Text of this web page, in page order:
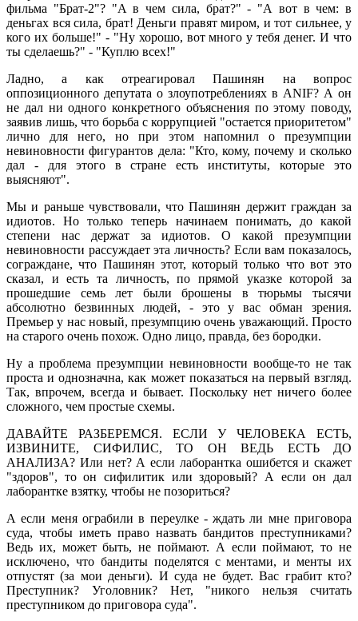
фильма "Брат-2"? "А в чем сила, брат?" - "А вот в чем: в
деньгах вся сила, брат! Деньги правят миром, и тот сильнее, у
кого их больше!" - "Ну хорошо, вот много у тебя денег. И что
ты сделаешь?" - "Куплю всех!"
Ладно, а как отреагировал Пашинян на вопрос
оппозиционного депутата о злоупотреблениях в ANIF? А он
не дал ни одного конкретного объяснения по этому поводу,
заявив лишь, что борьба с коррупцией "остается приоритетом"
лично для него, но при этом напомнил о презумпции
невиновности фигурантов дела: "Кто, кому, почему и сколько
дал - для этого в стране есть институты, которые это
выясняют".
Мы и раньше чувствовали, что Пашинян держит граждан за
идиотов. Но только теперь начинаем понимать, до какой
степени нас держат за идиотов. О какой презумпции
невиновности рассуждает эта личность? Если вам показалось,
сограждане, что Пашинян этот, который только что вот это
сказал, и есть та личность, по прямой указке которой за
прошедшие семь лет были брошены в тюрьмы тысячи
абсолютно безвинных людей, - это у вас обман зрения.
Премьер у нас новый, презумпцию очень уважающий. Просто
на старого очень похож. Одно лицо, правда, без бородки.
Ну а проблема презумпции невиновности вообще-то не так
проста и однозначна, как может показаться на первый взгляд.
Так, впрочем, всегда и бывает. Поскольку нет ничего более
сложного, чем простые схемы.
ДАВАЙТЕ РАЗБЕРЕМСЯ. ЕСЛИ У ЧЕЛОВЕКА ЕСТЬ,
ИЗВИНИТЕ, СИФИЛИС, ТО ОН ВЕДЬ ЕСТЬ ДО
АНАЛИЗА? Или нет? А если лаборантка ошибется и скажет
"здоров", то он сифилитик или здоровый? А если он дал
лаборантке взятку, чтобы не позориться?
А если меня ограбили в переулке - ждать ли мне приговора
суда, чтобы иметь право назвать бандитов преступниками?
Ведь их, может быть, не поймают. А если поймают, то не
исключено, что бандиты поделятся с ментами, и менты их
отпустят (за мои деньги). И суда не будет. Вас грабит кто?
Преступник? Уголовник? Нет, "никого нельзя считать
преступником до приговора суда".